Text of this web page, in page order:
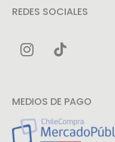
REDES SOCIALES
MEDIOS DE PAGO